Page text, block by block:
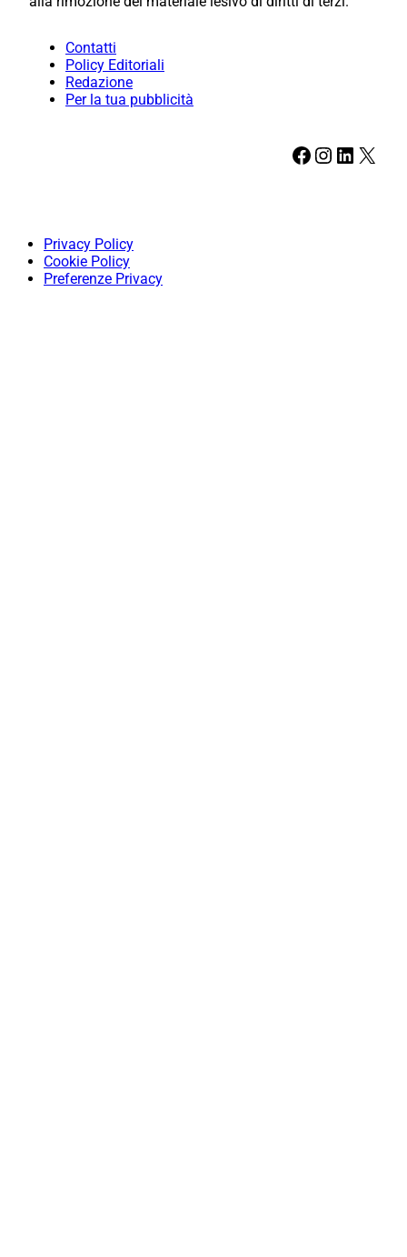
Contatti
Policy Editoriali
Redazione
Per la tua pubblicità
Facebook Instagram LinkedIn X
Privacy Policy
Cookie Policy
Preferenze Privacy